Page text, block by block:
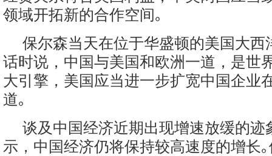
领域开拓新的合作空间｡
保尔森当天在位于华盛顿的美国大西
话时说，中国与美国和欧洲一道，是世
大引擎，美国应当进一步扩宽中国企业
道｡
谈及中国经济近期出现增速放缓的迹
示，中国经济仍将保持较高速度的增长